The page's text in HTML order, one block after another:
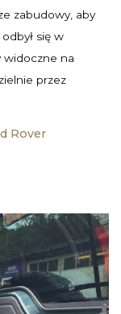
zabudowy, aby
się w
widoczne na
przez
Rover